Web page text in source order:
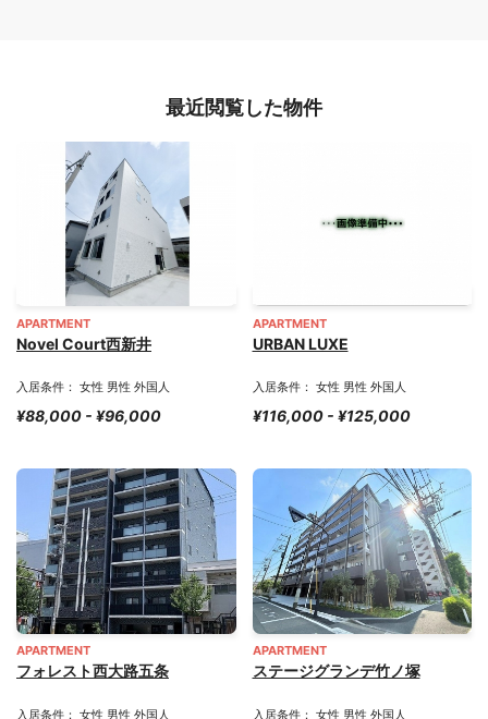
最近閲覧した物件
APARTMENT
Novel Court西新井
入居条件： 女性 男性 外国人
¥88,000 - ¥96,000
APARTMENT
URBAN LUXE
入居条件： 女性 男性 外国人
¥116,000 - ¥125,000
APARTMENT
フォレスト西大路五条
入居条件： 女性 男性 外国人
APARTMENT
ステージグランデ竹ノ塚
入居条件： 女性 男性 外国人